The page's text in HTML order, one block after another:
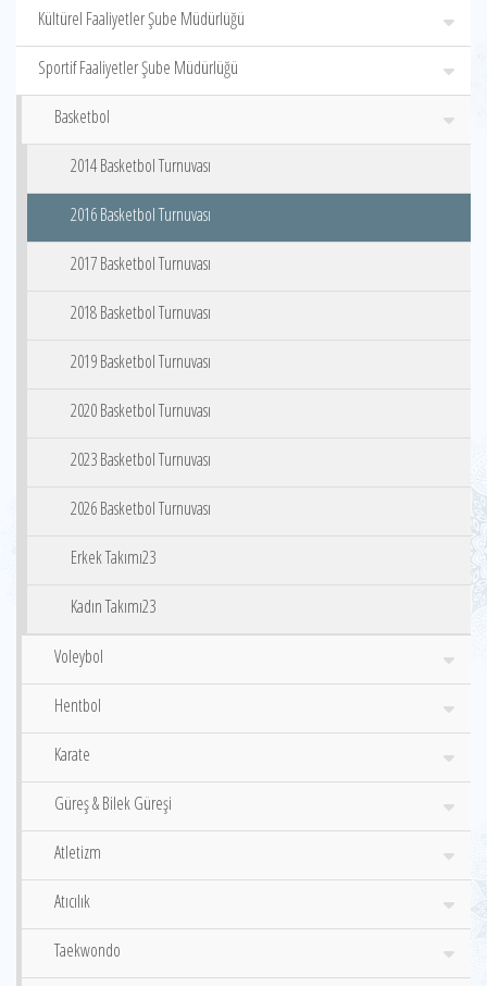
Kültürel Faaliyetler Şube Müdürlüğü
Sportif Faaliyetler Şube Müdürlüğü
Basketbol
2014 Basketbol Turnuvası
2016 Basketbol Turnuvası
2017 Basketbol Turnuvası
2018 Basketbol Turnuvası
2019 Basketbol Turnuvası
2020 Basketbol Turnuvası
2023 Basketbol Turnuvası
2026 Basketbol Turnuvası
Erkek Takımı23
Kadın Takımı23
Voleybol
Hentbol
Karate
Güreş & Bilek Güreşi
Atletizm
Atıcılık
Taekwondo